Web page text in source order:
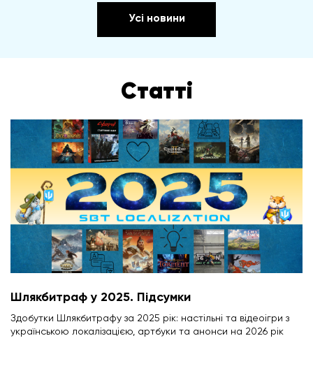
Усі новини
Статті
Шлякбитраф у 2025. Підсумки
Здобутки Шлякбитрафу за 2025 рік: настільні та відеоігри з
українською локалізацією, артбуки та анонси на 2026 рік